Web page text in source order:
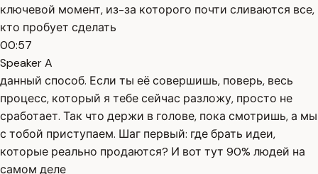
ключевой момент, из-за которого почти сливаются все,
кто пробует сделать
00:57
Speaker A
данный способ. Если ты её совершишь, поверь, весь
процесс, который я тебе сейчас разложу, просто не
сработает. Так что держи в голове, пока смотришь, а мы
с тобой приступаем. Шаг первый: где брать идеи,
которые реально продаются? И вот тут 90% людей на
самом деле